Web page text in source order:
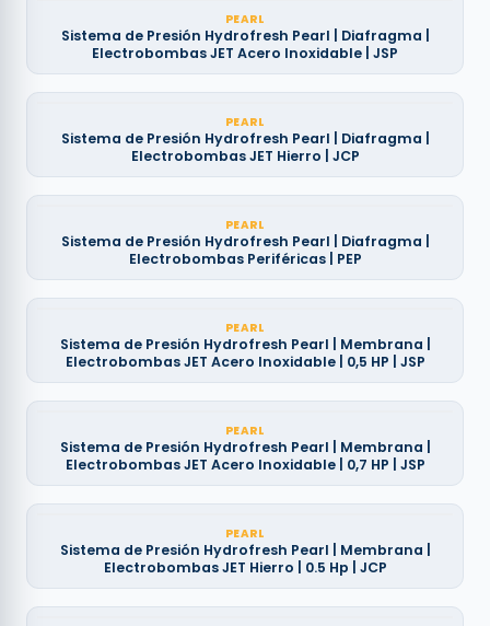
PEARL
Sistema de Presión Hydrofresh Pearl | Diafragma |
Electrobombas JET Acero Inoxidable | JSP
PEARL
Sistema de Presión Hydrofresh Pearl | Diafragma |
Electrobombas JET Hierro | JCP
PEARL
Sistema de Presión Hydrofresh Pearl | Diafragma |
Electrobombas Periféricas | PEP
PEARL
Sistema de Presión Hydrofresh Pearl | Membrana |
Electrobombas JET Acero Inoxidable | 0,5 HP | JSP
PEARL
Sistema de Presión Hydrofresh Pearl | Membrana |
Electrobombas JET Acero Inoxidable | 0,7 HP | JSP
PEARL
Sistema de Presión Hydrofresh Pearl | Membrana |
Electrobombas JET Hierro | 0.5 Hp | JCP